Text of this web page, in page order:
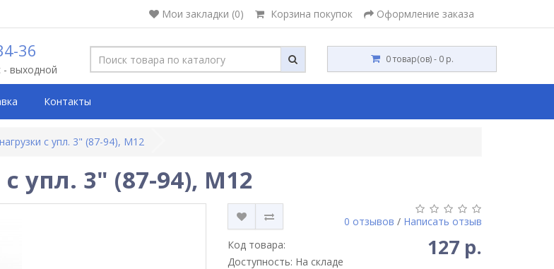
Мои закладки (0) Корзина покупок Оформление заказа
36
- выходной
0 товар(ов) - 0 р.
Контакты
с упл. 3" (87-94), М12
упл. 3" (87-94), М12
0 отзывов / Написать отзыв
Код товара:
Доступность: На складе
127 р.